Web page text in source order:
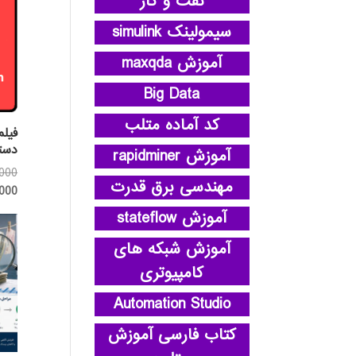
سیمولینک simulink
آموزش maxqda
Big Data
کد آماده متلب
آموزش rapidminer
مهندسی برق قدرت
آموزش stateflow
آموزش شبکه های
کامپیوتری
Automation Studio
کتاب فارسی آموزش